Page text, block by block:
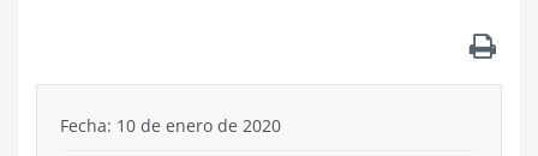
Fecha: 10 de enero de 2020